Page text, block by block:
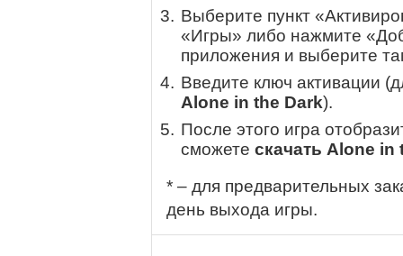
Выберите пункт
«Игры» либо нажмите
приложения и выберите
Введите ключ активации
Alone in the Dark).
После этого игра
сможете скачать Alone in
* – для предварительных
день выхода игры.